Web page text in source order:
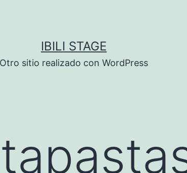
IBILI STAGE
Otro sitio realizado con WordPress